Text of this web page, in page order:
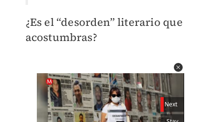
¿Es el “desorden” literario que
acostumbras?